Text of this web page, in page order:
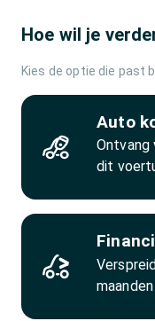
Hoe wil je
Kies de optie die past
Auto
Ontvang
dit
maanden